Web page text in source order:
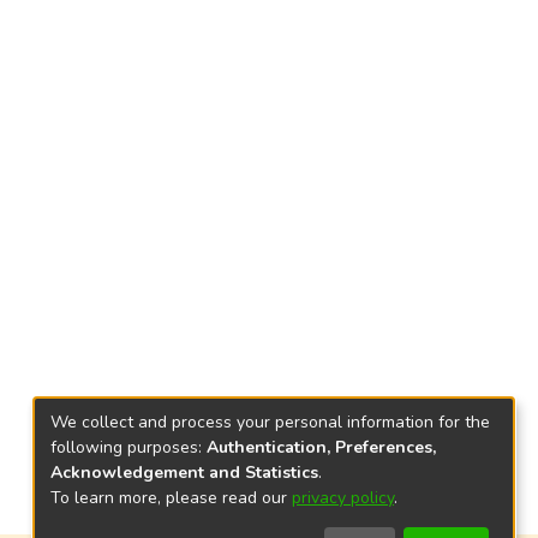
We collect and process your personal information for the
following purposes: Authentication, Preferences,
Acknowledgement and Statistics.
To learn more, please read our privacy policy.